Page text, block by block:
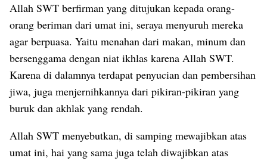
Allah SWT berfirman yang ditujukan kepada orang-
orang beriman dari umat ini, seraya menyuruh mereka
agar berpuasa. Yaitu menahan dari makan, minum dan
bersenggama dengan niat ikhlas karena Allah SWT.
Karena di dalamnya terdapat penyucian dan pembersihan
jiwa, juga menjernihkannya dari pikiran-pikiran yang
buruk dan akhlak yang rendah.
Allah SWT menyebutkan, di samping mewajibkan atas
umat ini, hai yang sama juga telah diwajibkan atas